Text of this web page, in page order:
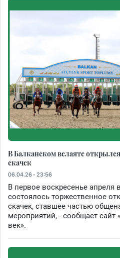
В Балканском велаяте
скачек
06.04.26 - 23:56
В первое воскресенье апреля
состоялось торжественное
скачек, ставшее частью
мероприятий, - сообщает сайт
век».